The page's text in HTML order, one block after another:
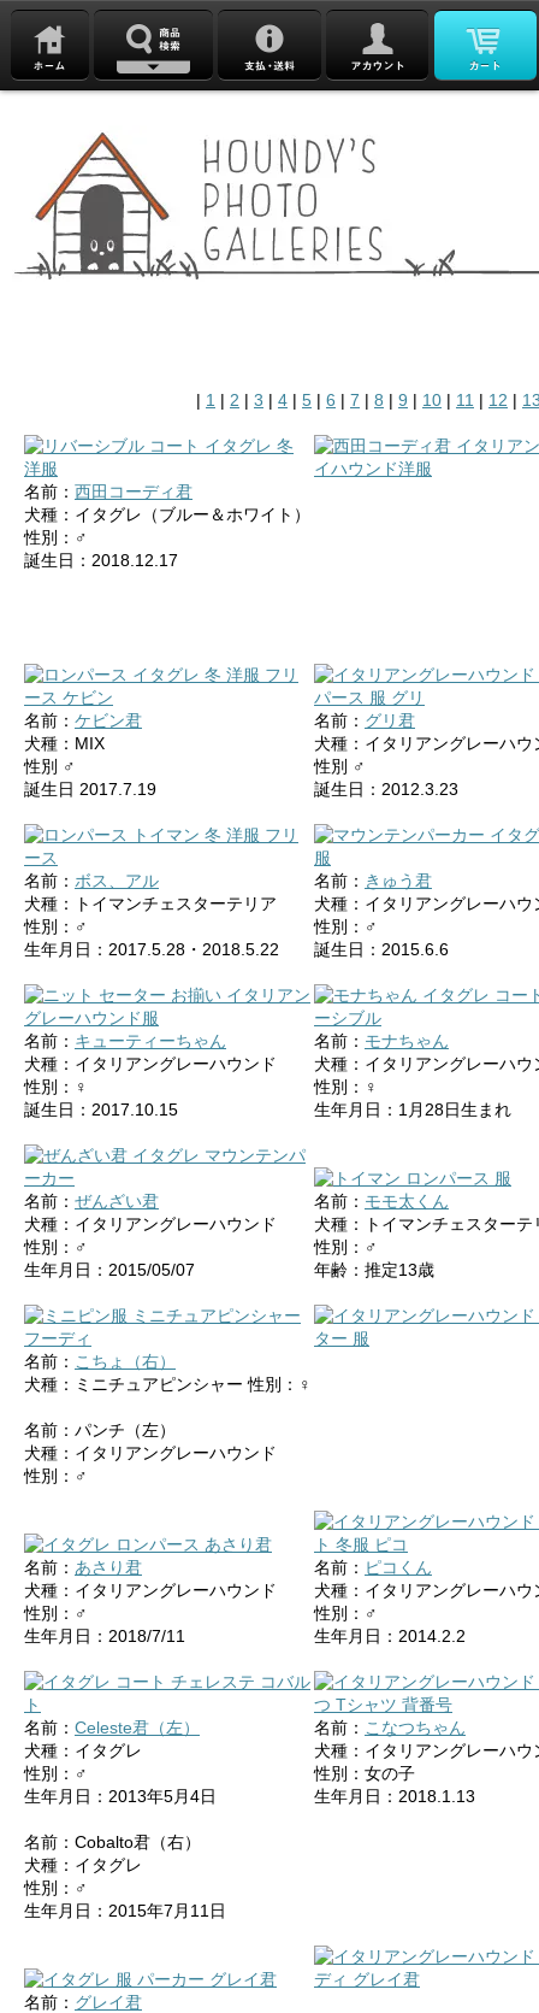
| 1 | 2 | 3 | 4 | 5 | 6 | 7 | 8 | 9 | 10 | 11 | 12 |
名前： 西田コーディ君
犬種：イタグレ（ブルー＆ホワイト）
性別：♂
誕生日：2018.12.17
名前： ケビン君
犬種：MIX
性別 ♂
誕生日 2017.7.19
名前： グリ君
犬種：イタリアングレーハウ
性別 ♂
誕生日：2012.3.23
名前： ボス、アル
犬種：トイマンチェスターテリア
性別：♂
生年月日：2017.5.28・2018.5.22
名前： きゅう君
犬種：イタリアングレーハウ
性別：♂
誕生日：2015.6.6
名前： キューティーちゃん
犬種：イタリアングレーハウンド
性別：♀
誕生日：2017.10.15
名前： モナちゃん
犬種：イタリアングレーハウ
性別：♀
生年月日：1月28日生まれ
名前： ぜんざい君
犬種：イタリアングレーハウンド
性別：♂
生年月日：2015/05/07
名前： モモ太くん
犬種：トイマンチェスターテ
性別：♂
年齢：推定13歳
名前： こちょ（右）
犬種：ミニチュアピンシャー 性別：♀
名前：パンチ（左）
犬種：イタリアングレーハウンド
性別：♂
名前： あさり君
犬種：イタリアングレーハウンド
性別：♂
生年月日：2018/7/11
名前： ピコくん
犬種：イタリアングレーハウ
性別：♂
生年月日：2014.2.2
名前： Celeste君（左）
犬種：イタグレ
性別：♂
生年月日：2013年5月4日
名前：Cobalto君（右）
犬種：イタグレ
性別：♂
生年月日：2015年7月11日
名前： こなつちゃん
犬種：イタリアングレーハウ
性別：女の子
生年月日：2018.1.13
名前： グレイ君